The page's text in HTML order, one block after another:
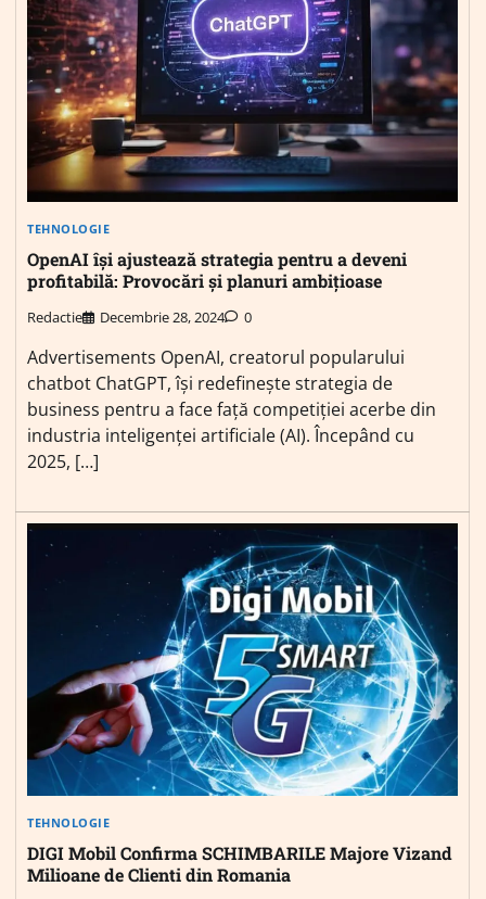
TEHNOLOGIE
OpenAI își ajustează strategia pentru a deveni
profitabilă: Provocări și planuri ambițioase
Redactie Decembrie 28, 2024 0
Advertisements OpenAI, creatorul popularului
chatbot ChatGPT, își redefinește strategia de
business pentru a face față competiției acerbe din
industria inteligenței artificiale (AI). Începând cu
2025, […]
TEHNOLOGIE
DIGI Mobil Confirma SCHIMBARILE Majore Vizand
Milioane de Clienti din Romania